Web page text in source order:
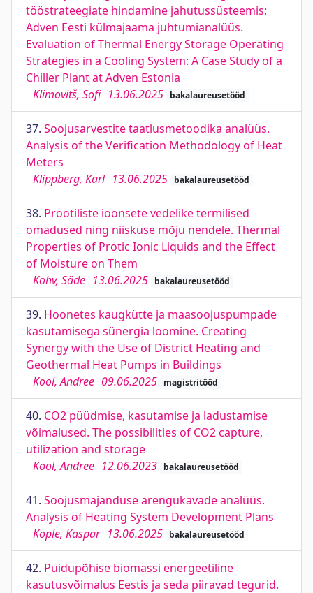
tööstrateegiate hindamine jahutussüsteemis:
Adven Eesti külmajaama juhtumianalüüs.
Evaluation of Thermal Energy Storage Operating
Strategies in a Cooling System: A Case Study of a
Chiller Plant at Adven Estonia
Klimovitš, Sofi 13.06.2025 bakalaureusetööd
37. Soojusarvestite taatlusmetoodika analüüs.
Analysis of the Verification Methodology of Heat
Meters
Klippberg, Karl 13.06.2025 bakalaureusetööd
38. Prootiliste ioonsete vedelike termilised
omadused ning niiskuse mõju nendele. Thermal
Properties of Protic Ionic Liquids and the Effect
of Moisture on Them
Kohv, Säde 13.06.2025 bakalaureusetööd
39. Hoonetes kaugkütte ja maasoojuspumpade
kasutamisega sünergia loomine. Creating
Synergy with the Use of District Heating and
Geothermal Heat Pumps in Buildings
Kool, Andree 09.06.2025 magistritööd
40. CO2 püüdmise, kasutamise ja ladustamise
võimalused. The possibilities of CO2 capture,
utilization and storage
Kool, Andree 12.06.2023 bakalaureusetööd
41. Soojusmajanduse arengukavade analüüs.
Analysis of Heating System Development Plans
Kople, Kaspar 13.06.2025 bakalaureusetööd
42. Puidupõhise biomassi energeetiline
kasutusvõimalus Eestis ja seda piiravad tegurid.